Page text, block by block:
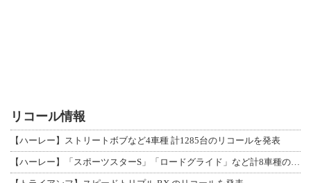
リコール情報
【ハーレー】ストリートボブなど4車種 計1285台のリコールを発表